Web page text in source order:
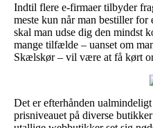
Indtil flere e-firmaer tilbyder
meste kun når man bestiller for
skal man udse dig den mindst
mange tilfælde – uanset om
Skælskør – vil være at få kørt
Det er efterhånden
prisniveauet på diverse